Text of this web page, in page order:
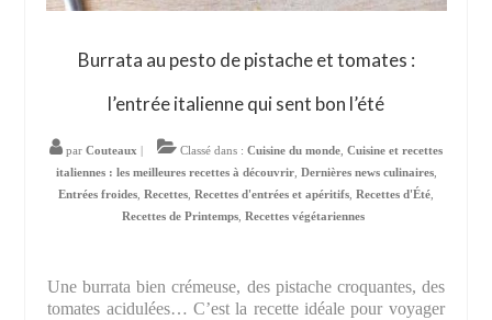
Burrata au pesto de pistache et tomates :
l’entrée italienne qui sent bon l’été
par Couteaux Classé dans : Cuisine du monde Cuisine et recettes
italiennes : les meilleures recettes à découvrir, Dernières news culinaires,
Entrées froides Recettes Recettes d'entrées et apéritifs Recettes d'Été
Recettes de Printemps Recettes végétariennes
Une burrata bien crémeuse, des pistache croquantes, des
tomates acidulées… C’est la recette idéale pour voyager